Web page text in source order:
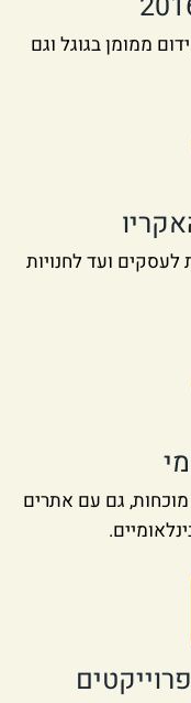
ממומן בגוגל וגם
ועד לחנויות
מוכחות, גם עם אתרים